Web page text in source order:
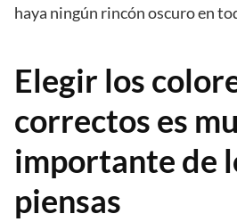
haya ningún rincón oscuro en
Elegir los
correctos es
importante de
piensas